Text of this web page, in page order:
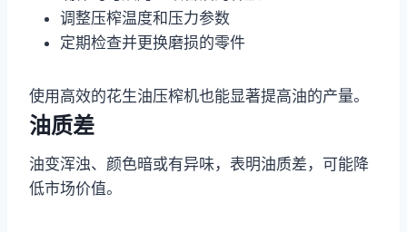
调整压榨温度和压力参数
定期检查并更换磨损的零件
使用高效的花生油压榨机也能显著提高油的产量。
油质差
油变浑浊、颜色暗或有异味，表明油质差，可能降
低市场价值。